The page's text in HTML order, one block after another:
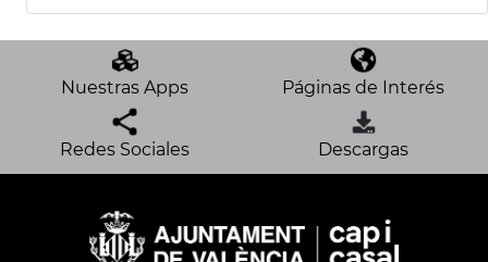
Nuestras Apps Páginas de Interés
Redes Sociales Descargas